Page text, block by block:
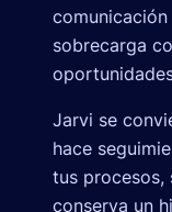
sobrecarga
Jarvi se
hace
tus procesos,
conserva un